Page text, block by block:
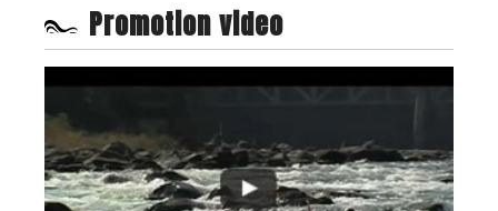
Promotion video